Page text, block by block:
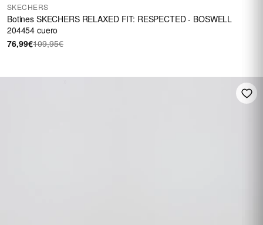
SKECHERS
Botines SKECHERS RELAXED FIT: RESPECTED - BOSWELL
204454 cuero
76,99€109,95€